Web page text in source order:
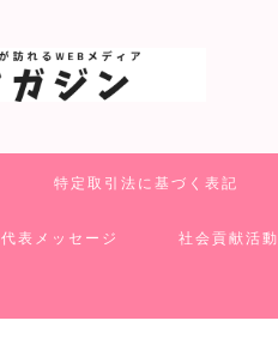
特定取引法に基づく表記
代表メッセージ 社会貢献活動